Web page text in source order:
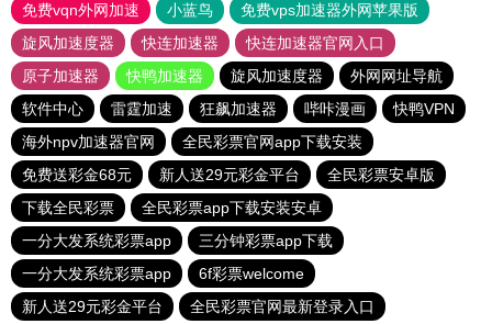
免费vqn外网加速
小蓝鸟
免费vps加速器外网苹果版
旋风加速度器
快连加速器
快连加速器官网入口
原子加速器
快鸭加速器 旋风加速度器
外网网址导航
软件中心
雷霆加速 狂飙加速器 哔咔漫画
快鸭VPN
海外npv加速器官网
全民彩票官网app下载安装
免费送彩金68元
新人送29元彩金平台
全民彩票安卓版
下载全民彩票
全民彩票app下载安装安卓
一分大发系统彩票app
三分钟彩票app下载
一分大发系统彩票app
6f彩票welcome
新人送29元彩金平台
全民彩票官网最新登录入口